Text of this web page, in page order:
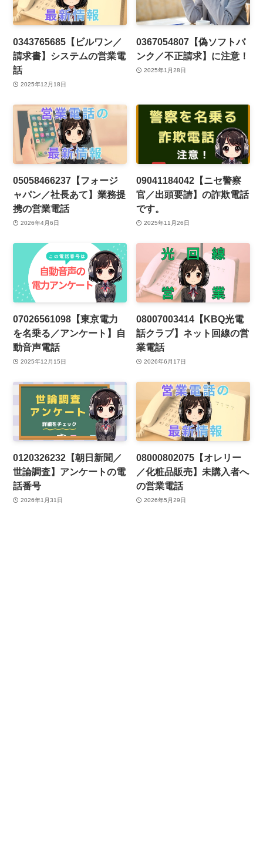
0343765685【ビルワン／
請求書】システムの営業電
話
2025年12月18日
0367054807【偽ソフトバ
ンク／不正請求】に注意！
2025年1月28日
05058466237【フォージ
ャパン／社長あて】業務提
携の営業電話
2026年4月6日
09041184042【ニセ警察
官／出頭要請】の詐欺電話
です。
2025年11月26日
07026561098【東京電力
を名乗る／アンケート】自
動音声電話
2025年12月15日
08007003414【KBQ光電
話クラブ】ネット回線の営
業電話
2026年6月17日
0120326232【朝日新聞／
世論調査】アンケートの電
話番号
2026年1月31日
08000802075【オレリー
／化粧品販売】未購入者へ
の営業電話
2026年5月29日